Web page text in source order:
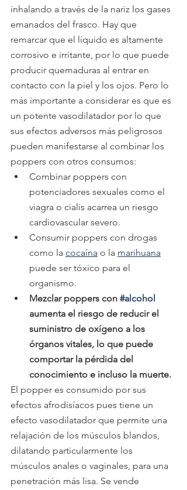
inhalando a través de la nariz los gases
emanados del frasco. Hay que
remarcar que el líquido es altamente
corrosivo e irritante, por lo que puede
producir quemaduras al entrar en
contacto con la piel y los ojos. Pero lo
más importante a considerar es que es
un potente vasodilatador por lo que
sus efectos adversos más peligrosos
pueden manifestarse al combinar los
poppers con otros consumos:
Combinar poppers con
potenciadores sexuales como el
viagra o cialis acarrea un riesgo
cardiovascular severo.
Consumir poppers con drogas
como la cocaína o la marihuana
puede ser tóxico para el
organismo.
Mezclar poppers con #alcohol
aumenta el riesgo de reducir el
suministro de oxígeno a los
órganos vitales, lo que puede
comportar la pérdida del
conocimiento e incluso la muerte.
El popper es consumido por sus
efectos afrodisíacos pues tiene un
efecto vasodilatador que permite una
relajación de los músculos blandos,
dilatando particularmente los
músculos anales o vaginales, para una
penetración más lisa. Se vende